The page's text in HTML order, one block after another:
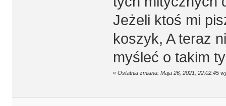
Jeżeli ktoś mi
koszyk, A teraz
myśleć o takim
« Ostatnia zmiana: Maja 26, 2021, 22:02:45